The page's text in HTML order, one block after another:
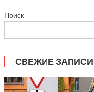
Поиск
СВЕЖИЕ ЗАПИСИ